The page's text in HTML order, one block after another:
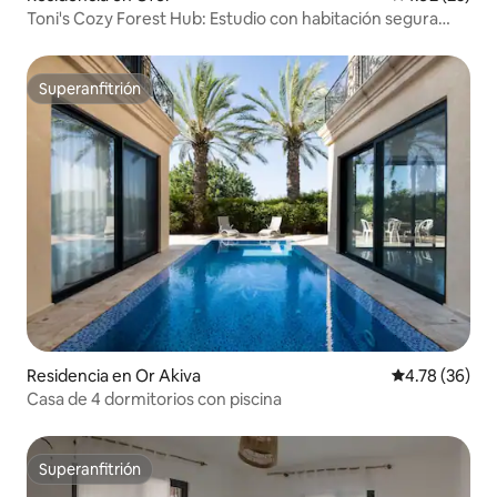
Toni's Cozy Forest Hub: Estudio con habitación segura
Superanfitrión
Superanfitrión
Residencia en Or Akiva Calificación
4.78 (36)
Casa de 4 dormitorios con piscina
Superanfitrión
Superanfitrión